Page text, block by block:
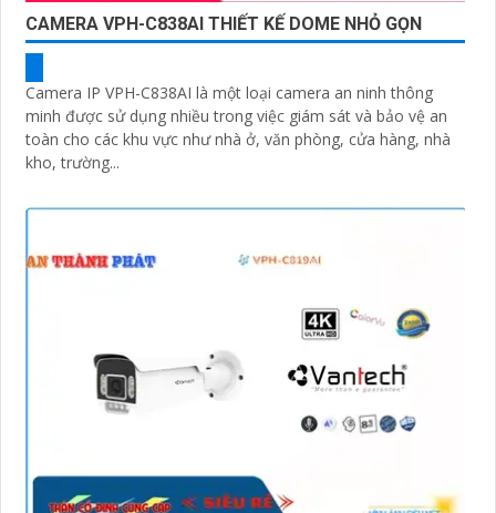
CAMERA VPH-C838AI THIẾT KẾ DOME NHỎ GỌN
Camera IP VPH-C838AI là một loại camera an ninh thông
minh được sử dụng nhiều trong việc giám sát và bảo vệ an
toàn cho các khu vực như nhà ở, văn phòng, cửa hàng, nhà
kho, trường...